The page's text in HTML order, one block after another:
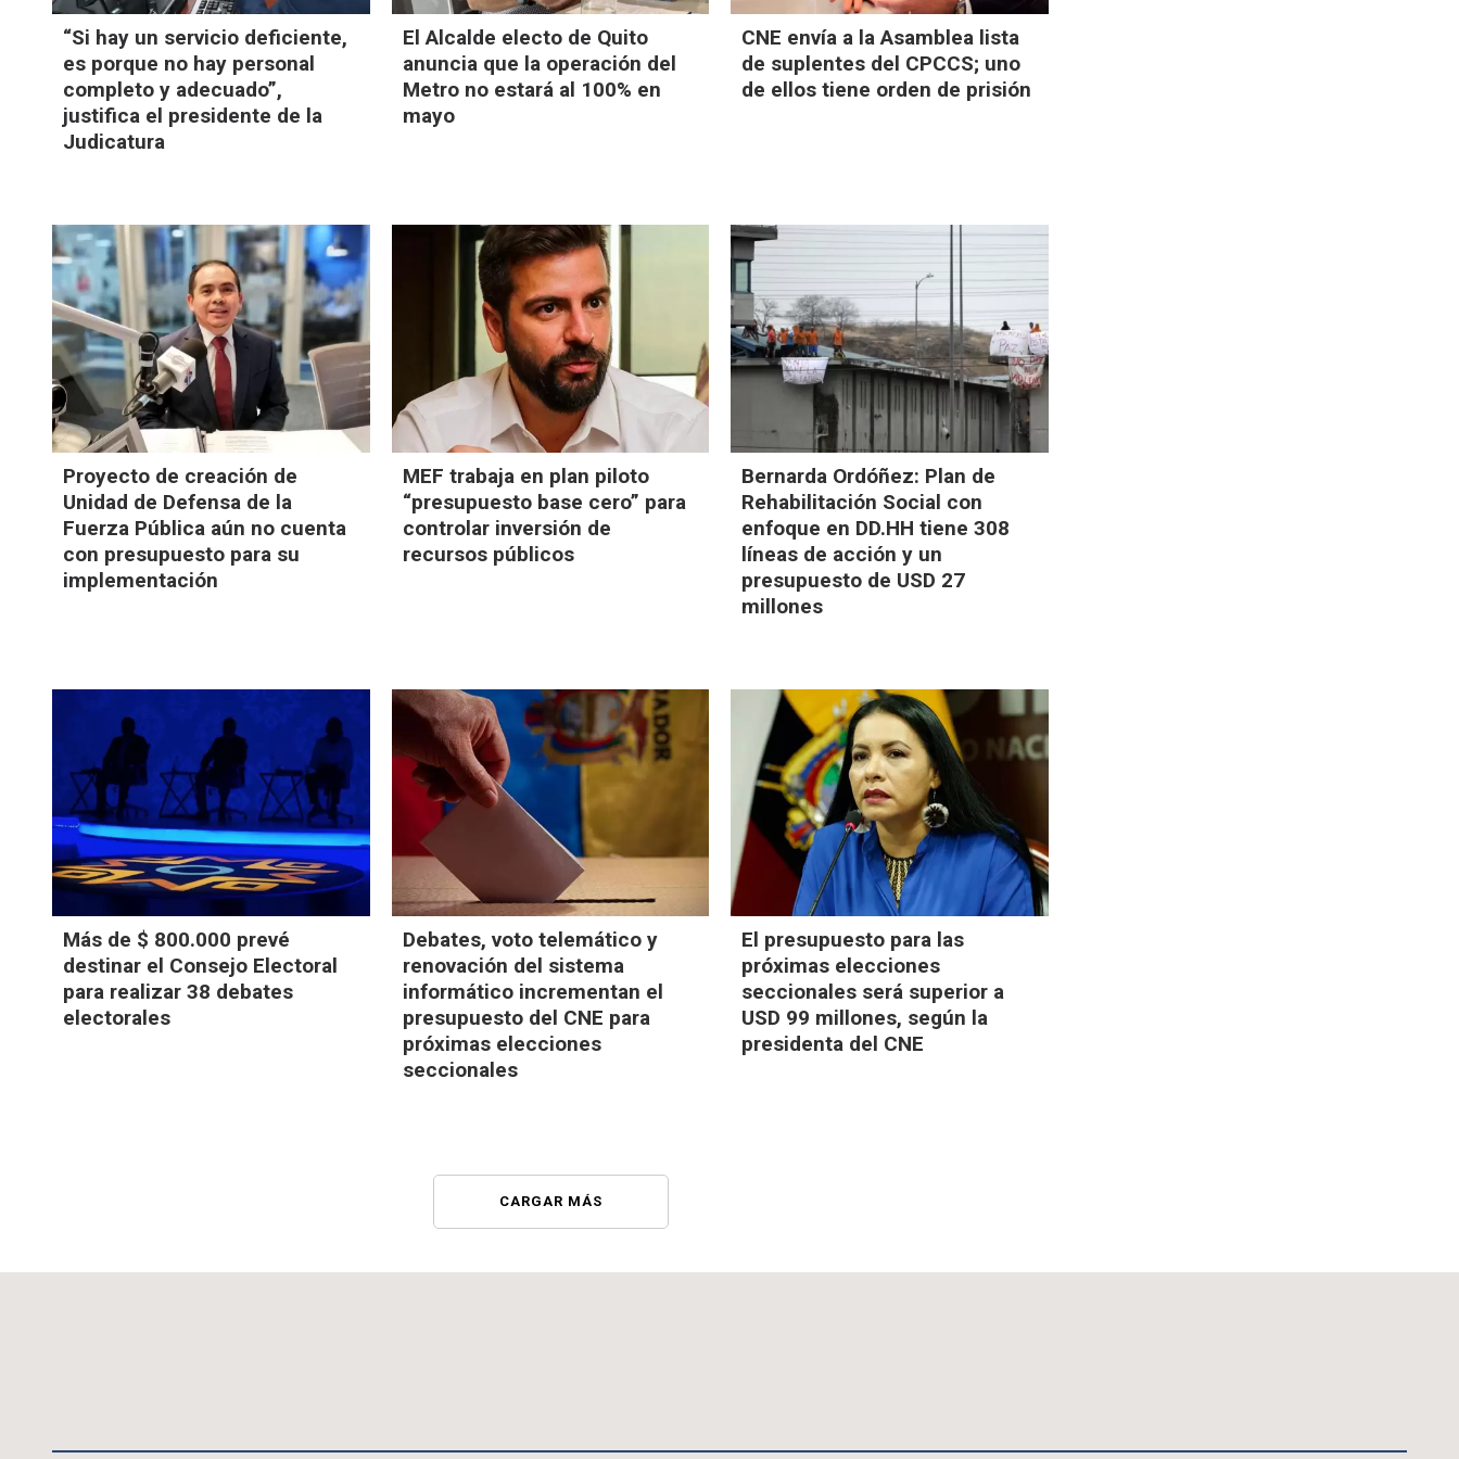
“Si hay un servicio deficiente,
es porque no hay personal
completo y adecuado”,
justifica el presidente de la
Judicatura
El Alcalde electo de Quito
anuncia que la operación del
Metro no estará al 100% en
mayo
CNE envía a la Asamblea lista
de suplentes del CPCCS; uno
de ellos tiene orden de prisión
Proyecto de creación de
Unidad de Defensa de la
Fuerza Pública aún no cuenta
con presupuesto para su
implementación
MEF trabaja en plan piloto
“presupuesto base cero” para
controlar inversión de
recursos públicos
Bernarda Ordóñez: Plan de
Rehabilitación Social con
enfoque en DD.HH tiene 308
líneas de acción y un
presupuesto de USD 27
millones
Más de $ 800.000 prevé
destinar el Consejo Electoral
para realizar 38 debates
electorales
Debates, voto telemático y
renovación del sistema
informático incrementan el
presupuesto del CNE para
próximas elecciones
seccionales
El presupuesto para las
próximas elecciones
seccionales será superior a
USD 99 millones, según la
presidenta del CNE
CARGAR MÁS